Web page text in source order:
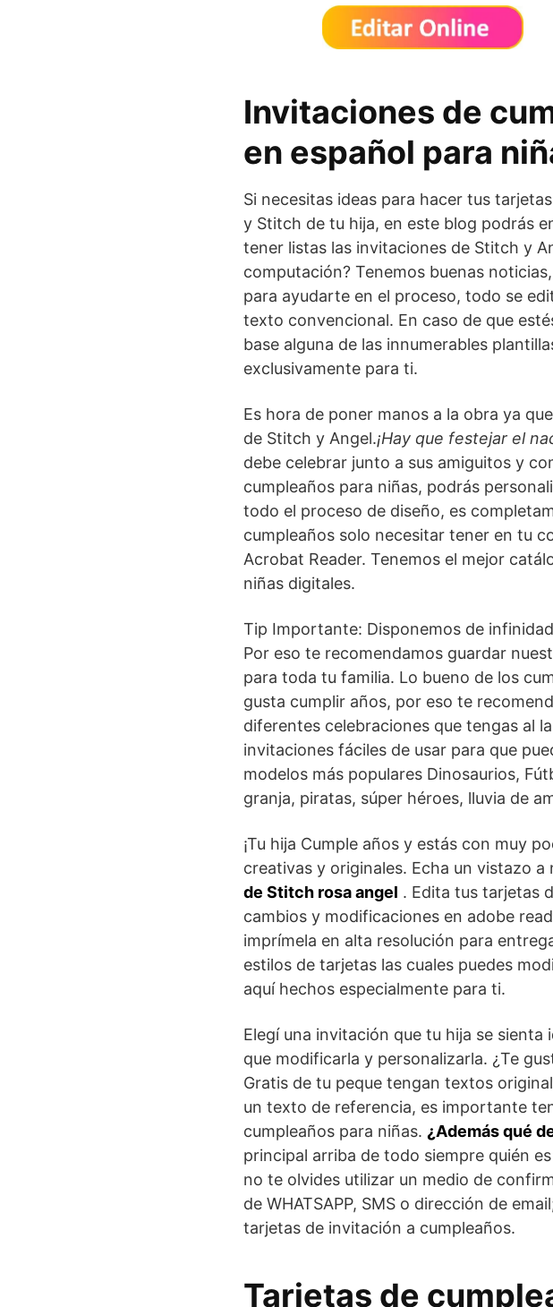
Invitaciones de
en español para
Si necesitas ideas para hacer tus
y Stitch de tu hija, en este blog podrás
tener listas las invitaciones de Stitch y
computación? Tenemos buenas
para ayudarte en el proceso, todo se
texto convencional. En caso de que
base alguna de las innumerables
exclusivamente para ti.
Es hora de poner manos a la obra ya
de Stitch y Angel.¡Hay que festejar el
debe celebrar junto a sus amiguitos y
cumpleaños para niñas, podrás
todo el proceso de diseño, es
cumpleaños solo necesitar tener en tu
Acrobat Reader. Tenemos el mejor
niñas digitales.
Tip Importante: Disponemos de
Por eso te recomendamos guardar
para toda tu familia. Lo bueno de los
gusta cumplir años, por eso te
diferentes celebraciones que tengas al
invitaciones fáciles de usar para que
modelos más populares Dinosaurios,
granja, piratas, súper héroes, lluvia de
¡Tu hija Cumple años y estás con muy
creativas y originales. Echa un vistazo a
de Stitch rosa angel . Edita tus tarjetas
cambios y modificaciones en adobe
imprímela en alta resolución para
estilos de tarjetas las cuales puedes
aquí hechos especialmente para ti.
Elegí una invitación que tu hija se
que modificarla y personalizarla. ¿Te
Gratis de tu peque tengan textos
un texto de referencia, es importante
cumpleaños para niñas. ¿Además qué
principal arriba de todo siempre quién
no te olvides utilizar un medio de
de WHATSAPP, SMS o dirección de
tarjetas de invitación a cumpleaños.
Tarjetas de